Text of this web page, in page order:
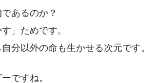
あるのか？
」ためです。
分以外の命も生かせる次元です。
ですね。